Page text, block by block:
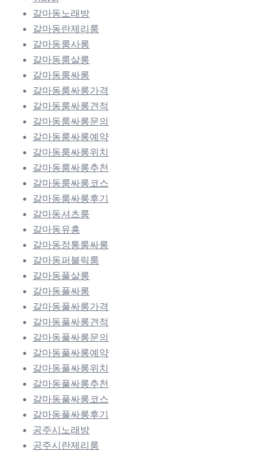
갈마동노래방
갈마동란제리룸
갈마동룸사롱
갈마동룸살롱
갈마동룸싸롱
갈마동룸싸롱가격
갈마동룸싸롱견적
갈마동룸싸롱문의
갈마동룸싸롱예약
갈마동룸싸롱위치
갈마동룸싸롱추천
갈마동룸싸롱코스
갈마동룸싸롱후기
갈마동셔츠룸
갈마동유흥
갈마동정통룸싸롱
갈마동퍼블릭룸
갈마동풀살롱
갈마동풀싸롱
갈마동풀싸롱가격
갈마동풀싸롱견적
갈마동풀싸롱문의
갈마동풀싸롱예약
갈마동풀싸롱위치
갈마동풀싸롱추천
갈마동풀싸롱코스
갈마동풀싸롱후기
공주시노래방
공주시란제리룸